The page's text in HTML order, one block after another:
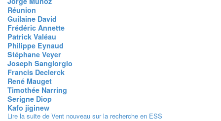
Réunion
Guilaine David
Frédéric Annette
Patrick Valéau
Philippe Eynaud
Stéphane Veyer
Joseph Sangiorgio
Francis Declerck
René Mauget
Timothée Narring
Serigne Diop
Kafo jiginew
Lire la suite de Vent nouveau sur la recherche en ESS